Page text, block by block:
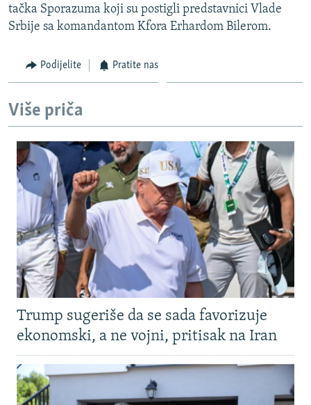
DNEVNO@RSE
SPECIJALI RSE
VIŠE OD NASLOVA
GENOCID U SREBRENICI
POPLAVE I KLIZIŠTA U BIH 2024.
POST SCRIPTUM
MOJA EVROPA
TRI DECENIJE OD RATA U BIH
SVE KARTE DEJTONA
NASTANAK I RASPAD JUGOSLAVIJE
PRATITE NAS
tačka Sporazuma koji su postigli predstavnici Vlade
Srbije sa komandantom Kfora Erhardom Bilerom.
Podijelite Pratite nas
Više priča
Trump sugeriše da se sada favorizuje
ekonomski, a ne vojni, pritisak na Iran